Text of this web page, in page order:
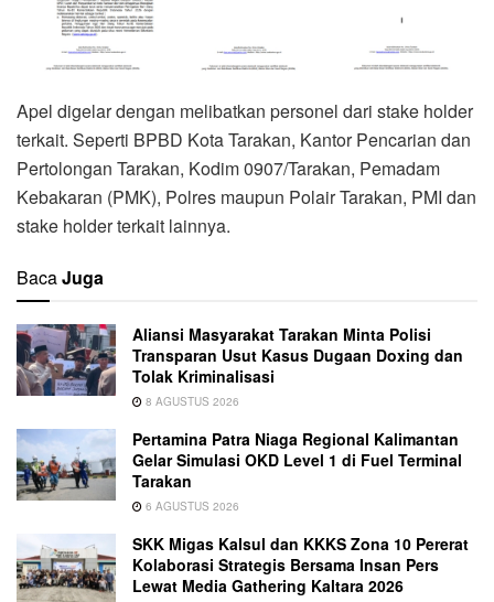
Apel digelar dengan melibatkan personel dari stake holder
terkait. Seperti BPBD Kota Tarakan, Kantor Pencarian dan
Pertolongan Tarakan, Kodim 0907/Tarakan, Pemadam
Kebakaran (PMK), Polres maupun Polair Tarakan, PMI dan
stake holder terkait lainnya.
BacaJuga
Aliansi Masyarakat Tarakan Minta Polisi
Transparan Usut Kasus Dugaan Doxing dan
Tolak Kriminalisasi
8 AGUSTUS 2026
Pertamina Patra Niaga Regional Kalimantan
Gelar Simulasi OKD Level 1 di Fuel Terminal
Tarakan
6 AGUSTUS 2026
SKK Migas Kalsul dan KKKS Zona 10 Pererat
Kolaborasi Strategis Bersama Insan Pers
Lewat Media Gathering Kaltara 2026